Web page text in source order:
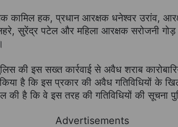
कामिल हक, प्रधान आरक्षक धनेश्वर उरांव,
सुरेंद्र पटेल और महिला आरक्षक सरोजनी गोड़
की इस सख्त कार्रवाई से अवैध शराब
है कि इस प्रकार की अवैध गतिविधियों के
की है कि वे इस तरह की गतिविधियों की सूचना
Advertisements